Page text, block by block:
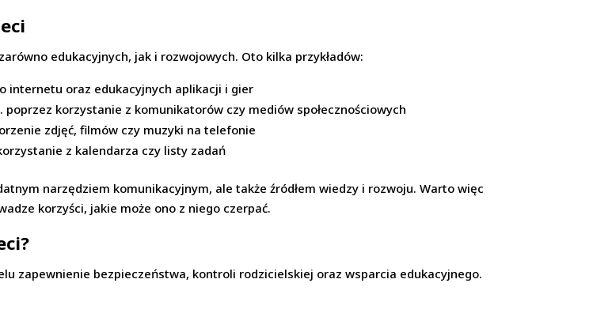
edukacyjnych, jak i rozwojowych. Oto kilka przykładów:
internetu oraz edukacyjnych aplikacji i gier
korzystanie z komunikatorów czy mediów społecznościowych
zdjęć, filmów czy muzyki na telefonie
z kalendarza czy listy zadań
narzędziem komunikacyjnym, ale także źródłem wiedzy i rozwoju. Warto więc
korzyści, jakie może ono z niego czerpać.
zapewnienie bezpieczeństwa, kontroli rodzicielskiej oraz wsparcia edukacyjnego.